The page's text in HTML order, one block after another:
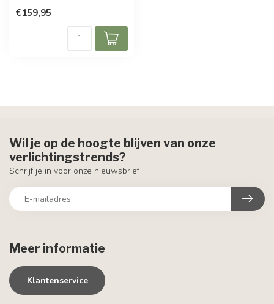
€159,95
Meer informatie
Klantenservice
Wil je op de hoogte blijven van onze
verlichtingstrends?
Schrijf je in voor onze nieuwsbrief